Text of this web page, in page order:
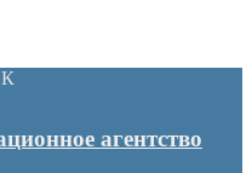
агентство